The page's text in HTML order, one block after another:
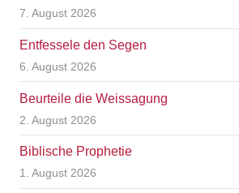
7. August 2026
Entfessele den Segen
6. August 2026
Beurteile die Weissagung
2. August 2026
Biblische Prophetie
1. August 2026